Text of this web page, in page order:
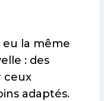
eu la même
: des
ceux
adaptés.